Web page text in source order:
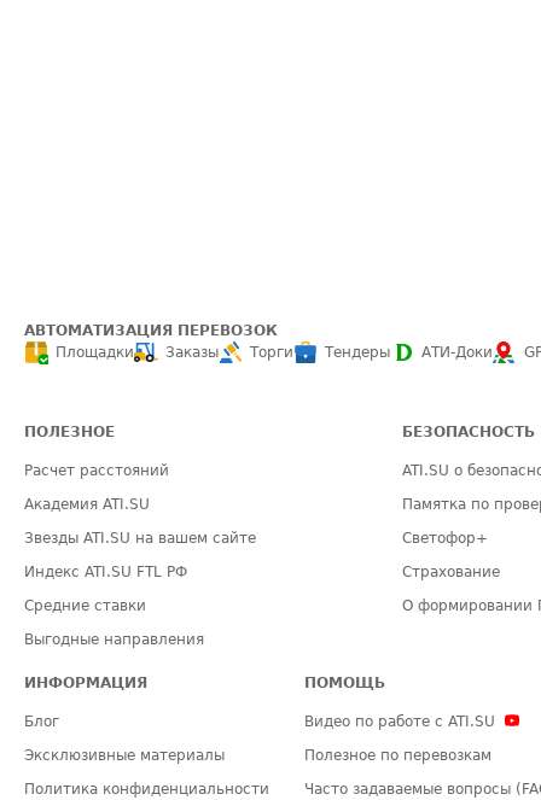
АВТОМАТИЗАЦИЯ ПЕРЕВОЗОК
Площадки
Заказы Торги Тендеры АТИ-Доки
ПОЛЕЗНОЕ
Расчет расстояний
Академия ATI.SU
Звезды ATI.SU на вашем сайте
Индекс ATI.SU FTL РФ
Средние ставки
Выгодные направления
БЕЗОПАСНОСТЬ
ATI.SU о
Памятка по
Светофор+
Страхование
О формировании
ИНФОРМАЦИЯ
Блог
Эксклюзивные материалы
Политика конфиденциальности
ПОМОЩЬ
Видео по работе с ATI.SU
Полезное по перевозкам
Часто задаваемые вопросы